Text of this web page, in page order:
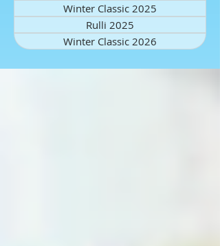
Winter Classic 2025
Rulli 2025
Winter Classic 2026